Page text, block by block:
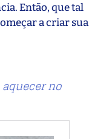
Então, que tal
a criar sua
no